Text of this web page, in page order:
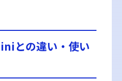
との違い・使い